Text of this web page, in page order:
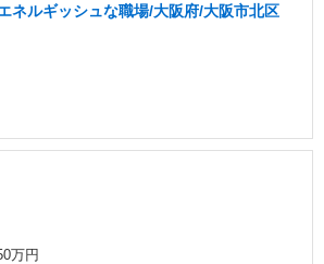
ネルギッシュな職場/大阪府/大阪市北区
万円